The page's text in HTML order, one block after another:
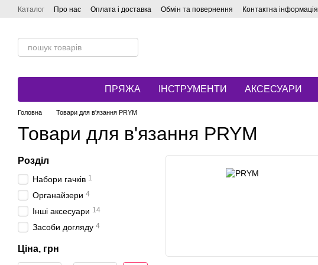
Перейти до основного контенту
Каталог Про нас Оплата і доставка Обмін та повернення Контактна інформація
ПРЯЖА ІНСТРУМЕНТИ АКСЕСУАРИ
Головна Товари для в'язання PRYM
Товари для в'язання PRYM
Розділ
Набори гачків 1
Органайзери 4
Інші аксесуари 14
Засоби догляду 4
Ціна, грн